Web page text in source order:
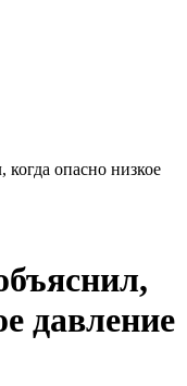
опасно низкое
давление